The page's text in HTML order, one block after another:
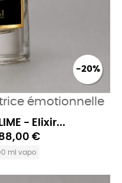
-20%
émotionnelle
- Elixir...
€
ml vapo